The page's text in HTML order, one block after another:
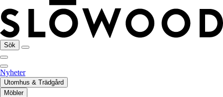
Sök
Nyheter
Utomhus & Trädgård
Möbler